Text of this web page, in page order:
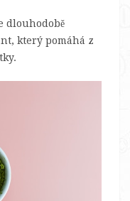
dlouhodobě
který pomáhá z